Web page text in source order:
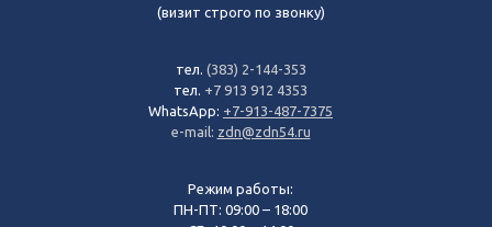
(визит строго по звонку)
тел. (383) 2-144-353
тел. +7 913 912 4353
WhatsApp: +7-913-487-7375
e-mail: zdn@zdn54.ru
Режим работы:
ПН-ПТ: 09:00 – 18:00